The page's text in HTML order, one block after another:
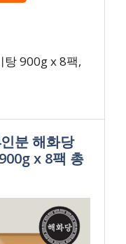
탕 900g x 8팩,
분 해화당
x 8팩 총